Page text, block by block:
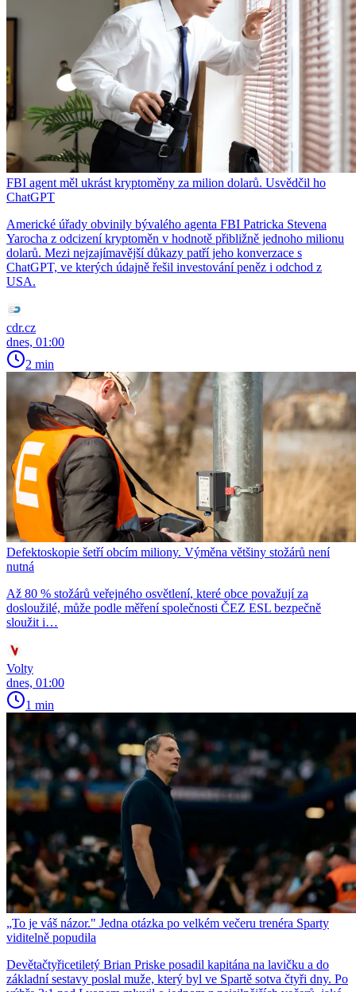
FBI agent měl ukrást kryptoměny za milion dolarů. Usvědčil ho
ChatGPT
Americké úřady obvinily bývalého agenta FBI Patricka Stevena
Yarocha z odcizení kryptoměn v hodnotě přibližně jednoho milionu
dolarů. Mezi nejzajímavější důkazy patří jeho konverzace s
ChatGPT, ve kterých údajně řešil investování peněz i odchod z
USA.
cdr.cz
dnes, 01:00
2 min
Defektoskopie šetří obcím miliony. Výměna většiny stožárů není
nutná
Až 80 % stožárů veřejného osvětlení, které obce považují za
dosloužilé, může podle měření společnosti ČEZ ESL bezpečně
sloužit i…
Volty
dnes, 01:00
1 min
„To je váš názor." Jedna otázka po velkém večeru trenéra Sparty
viditelně popudila
Devětačtyřicetiletý Brian Priske posadil kapitána na lavičku a do
základní sestavy poslal muže, který byl ve Spartě sotva čtyři dny. Po